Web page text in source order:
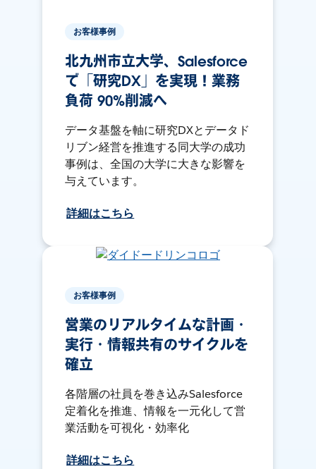
お客様事例
北九州市立大学、Salesforce
で「研究DX」を実現！業務
負荷 90%削減へ
データ基盤を軸に研究DXとデータド
リブン経営を推進する同大学の成功
事例は、全国の大学に大きな影響を
与えています。
詳細はこちら
お客様事例
営業のリアルタイムな計画・
実行・情報共有のサイクルを
確立
各階層の社員を巻き込みSalesforce
定着化を推進、情報を一元化して営
業活動を可視化・効率化
詳細はこちら